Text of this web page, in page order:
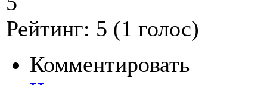
Рейтинг: 5 (1 голос)
Комментировать